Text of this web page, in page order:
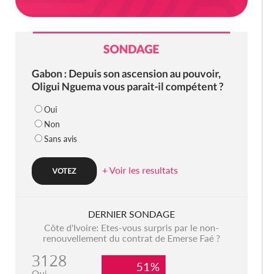
SONDAGE
Gabon : Depuis son ascension au pouvoir,
Oligui Nguema vous parait-il compétent ?
Oui
Non
Sans avis
+ Voir les resultats
DERNIER SONDAGE
Côte d'Ivoire: Etes-vous surpris par le non-
renouvellement du contrat de Emerse Faé ?
3128 51%